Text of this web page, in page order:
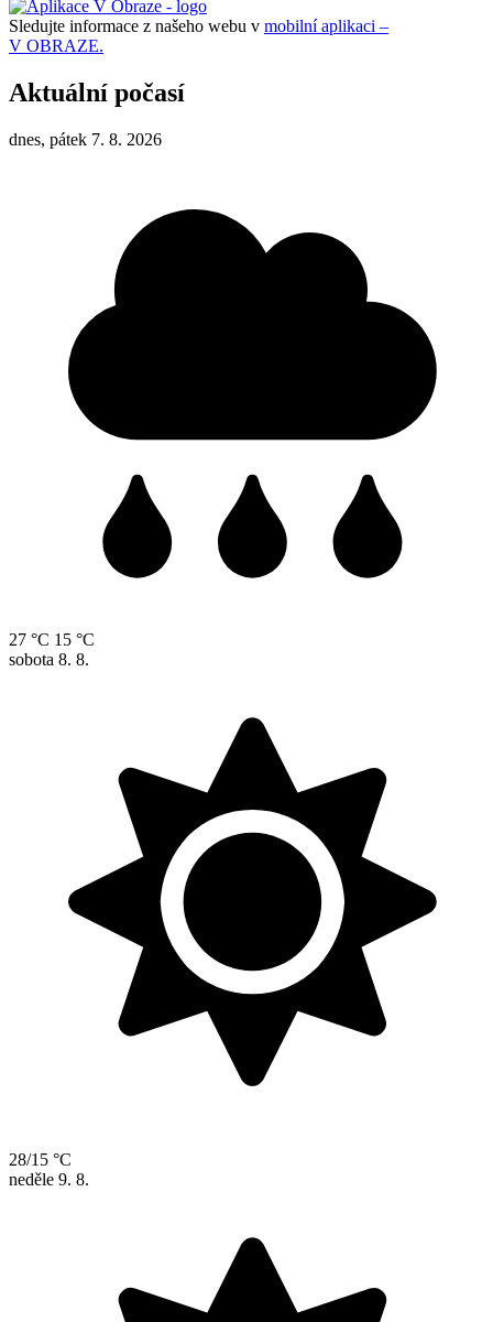
Sledujte informace z našeho webu v mobilní aplikaci –
V OBRAZE.
Aktuální počasí
dnes, pátek 7. 8. 2026
27 °C 15 °C
sobota 8. 8.
28/15 °C
neděle 9. 8.